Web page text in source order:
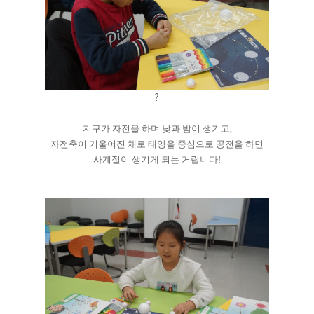
?
지구가 자전을 하며 낮과 밤이 생기고,
자전축이 기울어진 채로 태양을 중심으로 공전을 하면
사계절이 생기게 되는 거랍니다!